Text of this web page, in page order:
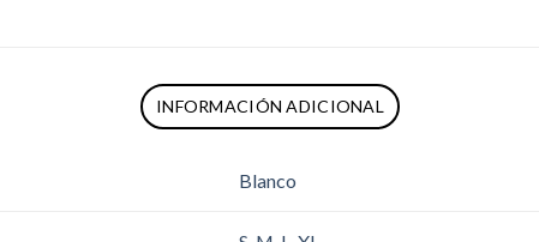
INFORMACIÓN ADICIONAL
Blanco